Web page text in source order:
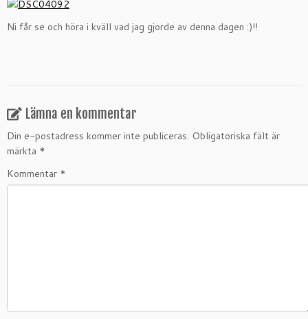
Ni får se och höra i kväll vad jag gjorde av denna dagen :)!!
Lämna en kommentar
Din e-postadress kommer inte publiceras. Obligatoriska fält är
märkta *
Kommentar *